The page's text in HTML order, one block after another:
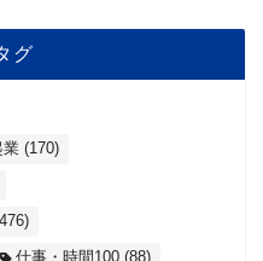
グ
業 (170)
仕事・時間100 (88)